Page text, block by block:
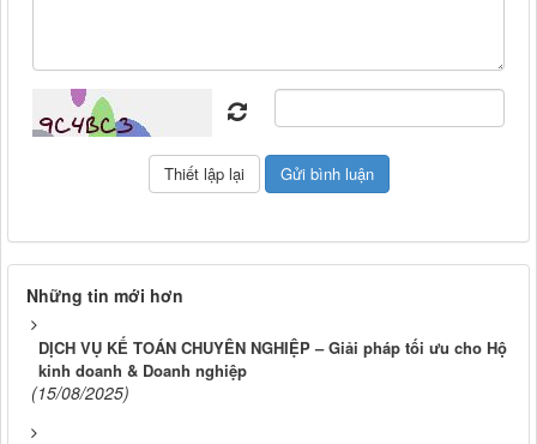
Những tin mới hơn
DỊCH VỤ KẾ TOÁN CHUYÊN NGHIỆP – Giải pháp tối ưu cho Hộ
kinh doanh & Doanh nghiệp
(15/08/2025)